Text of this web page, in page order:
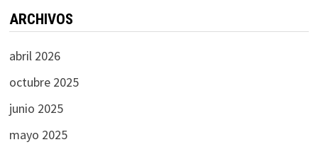
ARCHIVOS
abril 2026
octubre 2025
junio 2025
mayo 2025